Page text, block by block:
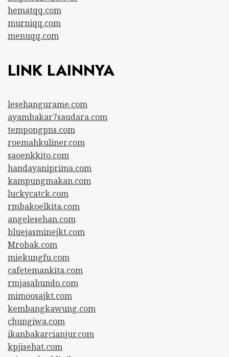
hematqq.com
murniqq.com
menuqq.com
LINK LAINNYA
lesehangurame.com
ayambakar7saudara.com
tempongpns.com
roemahkuliner.com
saoenkkito.com
handayaniprima.com
kampungmakan.com
luckycatck.com
rmbakoelkita.com
angelesehan.com
bluejasminejkt.com
Mrobak.com
miekungfu.com
cafetemankita.com
rmjasabundo.com
mimoosajkt.com
kembangkawung.com
chungiwa.com
ikanbakarcianjur.com
kpjisehat.com